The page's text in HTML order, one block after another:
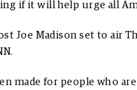
if it will help urge all
Joe Madison set to air
made for people who